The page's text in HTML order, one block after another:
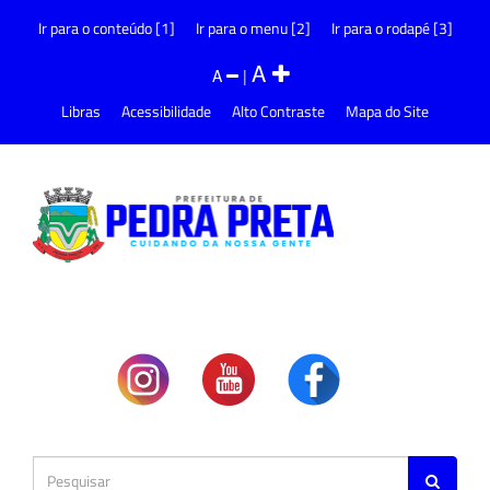
Ir para o conteúdo [1] Ir para o menu [2] Ir para o rodapé [3]
A |A
Libras Acessibilidade Alto Contraste Mapa do Site